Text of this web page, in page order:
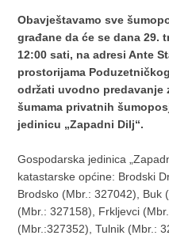
Obavještavamo sve
građane da će se dana 29.
12:00 sati, na adresi Ante
prostorijama
održati uvodno predavanje
šumama privatnih
jedinicu „Zapadni Dilj“.
Gospodarska jedinica
katastarske općine: Brodski
Brodsko (Mbr.: 327042), Buk
(Mbr.: 327158), Frkljevci
(Mbr.:327352), Tulnik (Mbr.: